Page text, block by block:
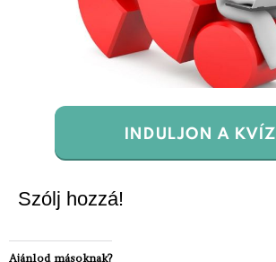
INDULJON A KVÍZ
Szólj hozzá!
Ajánlod másoknak?